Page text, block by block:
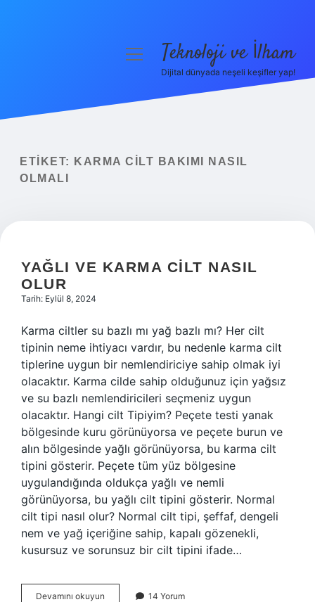
Yasal Uyarı
menüyüTeknoloji ve İlham
Dijital dünyada neşeli keşifler yap!
ETIKET:
KARMA CILT BAKIMI NASIL
OLMALI
YAĞLI VE KARMA CILT NASIL
OLUR
Tarih: Eylül 8, 2024
Karma ciltler su bazlı mı yağ bazlı mı? Her cilt
tipinin neme ihtiyacı vardır, bu nedenle karma cilt
tiplerine uygun bir nemlendiriciye sahip olmak iyi
olacaktır. Karma cilde sahip olduğunuz için yağsız
ve su bazlı nemlendiricileri seçmeniz uygun
olacaktır. Hangi cilt Tipiyim? Peçete testi yanak
bölgesinde kuru görünüyorsa ve peçete burun ve
alın bölgesinde yağlı görünüyorsa, bu karma cilt
tipini gösterir. Peçete tüm yüz bölgesine
uygulandığında oldukça yağlı ve nemli
görünüyorsa, bu yağlı cilt tipini gösterir. Normal
cilt tipi nasıl olur? Normal cilt tipi, şeffaf, dengeli
nem ve yağ içeriğine sahip, kapalı gözenekli,
kusursuz ve sorunsuz bir cilt tipini ifade…
Devamını okuyun 14 Yorum